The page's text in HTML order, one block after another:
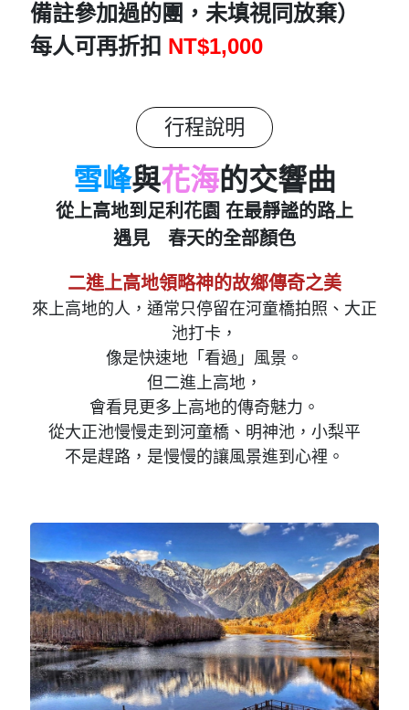
備註參加過的團，未填視同放棄）
每人可再折扣 NT$1,000
行程說明
雪峰與花海的交響曲
從上高地到足利花園 在最靜謐的路上
遇見 春天的全部顏色
二進上高地領略神的故鄉傳奇之美
來上高地的人，通常只停留在河童橋拍照、大正
池打卡，
像是快速地「看過」風景。
但二進上高地，
會看見更多上高地的傳奇魅力。
從大正池慢慢走到河童橋、明神池，小梨平
不是趕路，是慢慢的讓風景進到心裡。